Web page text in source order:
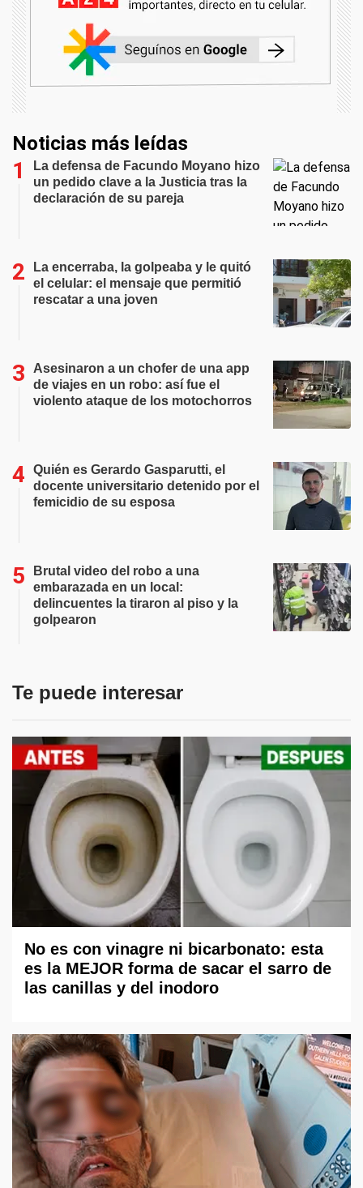
Noticias más leídas
La defensa de Facundo Moyano hizo
un pedido clave a la Justicia tras la
declaración de su pareja
La encerraba, la golpeaba y le quitó
el celular: el mensaje que permitió
rescatar a una joven
Asesinaron a un chofer de una app
de viajes en un robo: así fue el
violento ataque de los motochorros
Quién es Gerardo Gasparutti, el
docente universitario detenido por el
femicidio de su esposa
Brutal video del robo a una
embarazada en un local:
delincuentes la tiraron al piso y la
golpearon
Te puede interesar
No es con vinagre ni bicarbonato: esta
es la MEJOR forma de sacar el sarro de
las canillas y del inodoro